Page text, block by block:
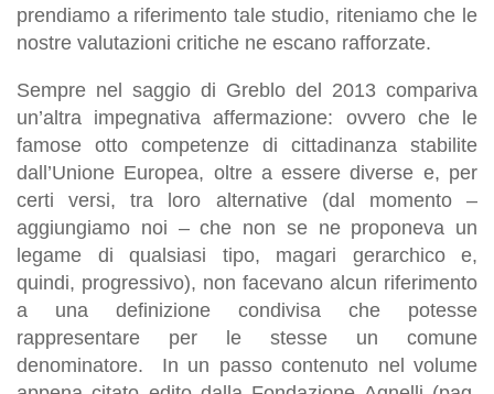
prendiamo a riferimento tale studio, riteniamo che le
nostre valutazioni critiche ne escano rafforzate.
Sempre nel saggio di Greblo del 2013 compariva
un’altra impegnativa affermazione: ovvero che le
famose otto competenze di cittadinanza stabilite
dall’Unione Europea, oltre a essere diverse e, per
certi versi, tra loro alternative (dal momento –
aggiungiamo noi – che non se ne proponeva un
legame di qualsiasi tipo, magari gerarchico e,
quindi, progressivo), non facevano alcun riferimento
a una definizione condivisa che potesse
rappresentare per le stesse un comune
denominatore. In un passo contenuto nel volume